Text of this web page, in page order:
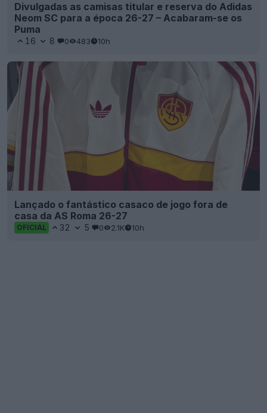
Divulgadas as camisas titular e reserva do Adidas
Neom SC para a época 26-27 – Acabaram-se os
Puma
16 8 0 483 10h
Lançado o fantástico casaco de jogo fora de
casa da AS Roma 26-27
OFICIAL 32 5 0 2.1K 10h